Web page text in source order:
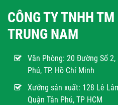
CÔNG TY TNHH
TRUNG NAM
Văn Phòng: 20 Đường Số 2,
Phú, TP. Hồ Chí Minh
Xưởng sản xuất: 128 Lê
Quận Tân Phú, TP HCM